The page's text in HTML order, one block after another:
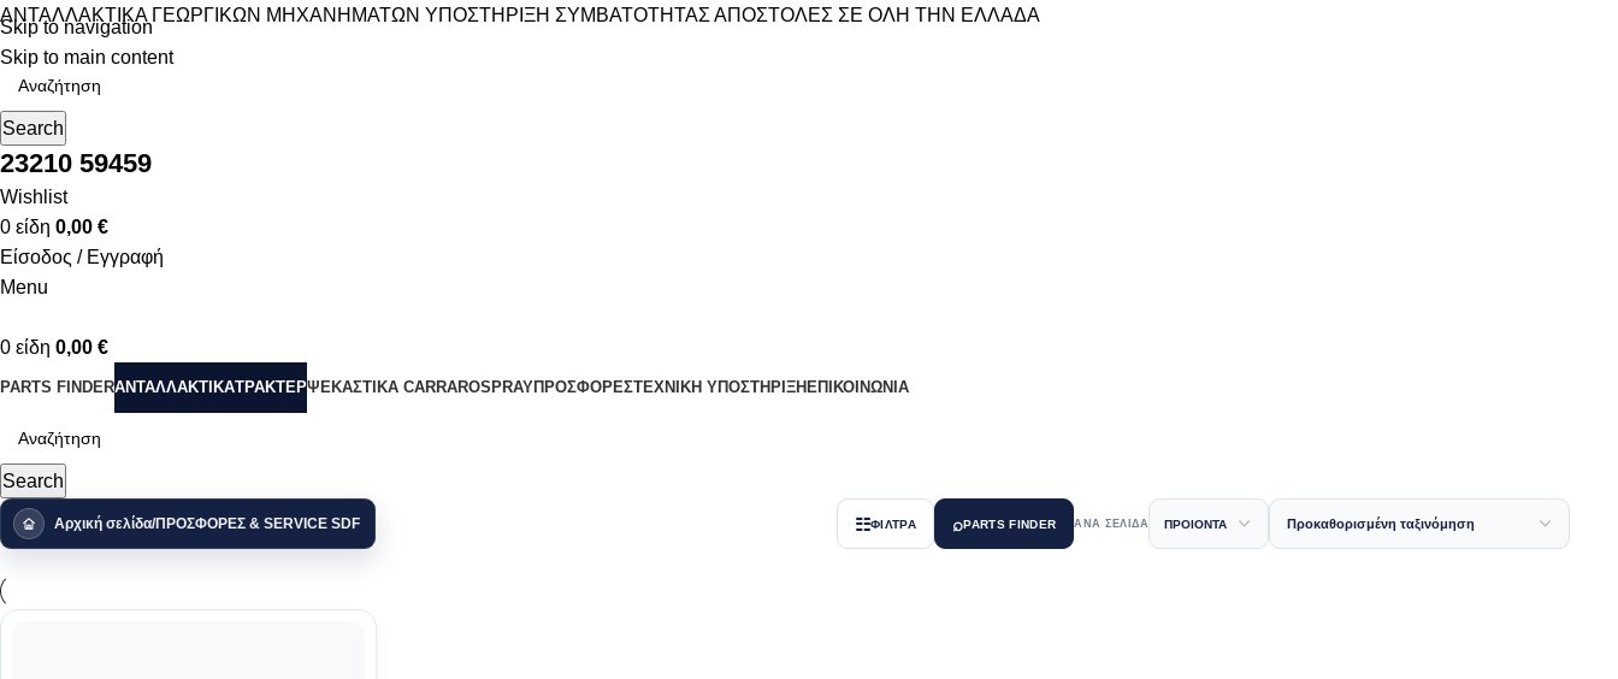
Skip to navigation
Skip to main content
ΑΝΤΑΛΛΑΚΤΙΚΑ ΓΕΩΡΓΙΚΩΝ ΜΗΧΑΝΗΜΑΤΩΝ ΥΠΟΣΤΗΡΙΞΗ ΣΥΜΒΑΤΟΤΗΤΑΣ ΑΠΟΣΤΟΛΕΣ ΣΕ ΟΛΗ ΤΗΝ ΕΛΛΑΔΑ
Search
23210 59459
Wishlist
0 είδη 0,00 €
Είσοδος / Εγγραφή
Menu
0 είδη 0,00 €
PARTS FINDERΑΝΤΑΛΛΑΚΤΙΚΑΤΡΑΚΤΕΡΨΕΚΑΣΤΙΚΑ CARRAROSPRAYΠΡΟΣΦΟΡΕΣΤΕΧΝΙΚΗ ΥΠΟΣΤΗΡΙΞΗ ΕΠΙΚΟΙΝΩΝΙΑ
Search
Αρχική σελίδα ΠΡΟΣΦΟΡΕΣ & SERVICE SDF ☷ΦΙΛΤΡΑ ⌕PARTS FINDER ΑΝΑ ΣΕΛΙΔΑ